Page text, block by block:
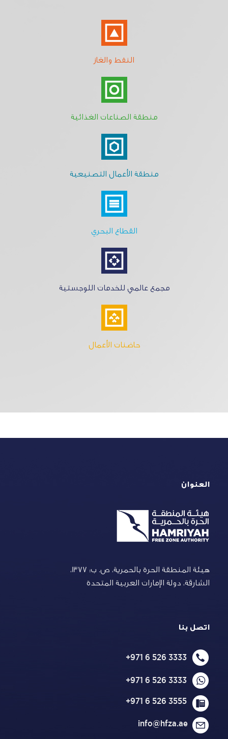
النفط والغاز
منطقة الصناعات الغذائية
منطقة الأعمال التصنيعية
القطاع البحري
مجمع عالمي للخدمات اللوجستية
حاضنات الأعمال
العنوان
هيئة المنطقة الحرة بالحمرية، ص. ب: 1377،
الشارقة، دولة الإمارات العربية المتحدة
اتصل بنا
+971 6 526 3333
+971 6 526 3333
+971 6 526 3555
info@hfza.ae